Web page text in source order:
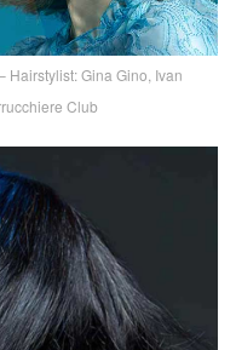
Hairstylist: Gina Gino, Ivan
Club